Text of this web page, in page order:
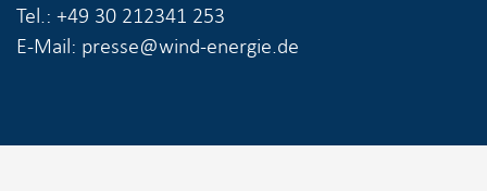
Tel.: +49 30 212341 253
E-Mail: presse@wind-energie.de